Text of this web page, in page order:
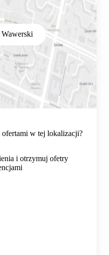
ofertami w tej lokalizacji?
i otrzymuj ofetry